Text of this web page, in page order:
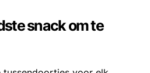
snack om te